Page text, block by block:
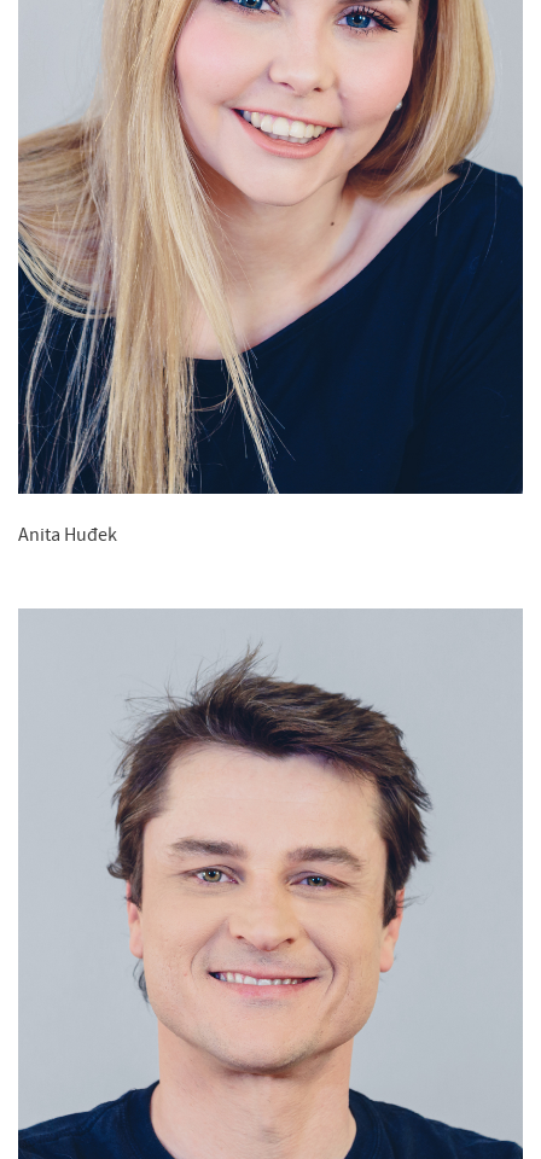
Anita Huđek